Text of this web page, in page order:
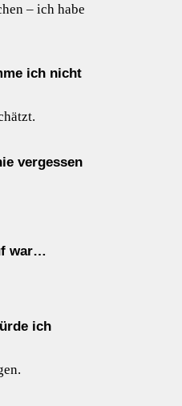
– ich habe
ich nicht
vergessen
war…
ich